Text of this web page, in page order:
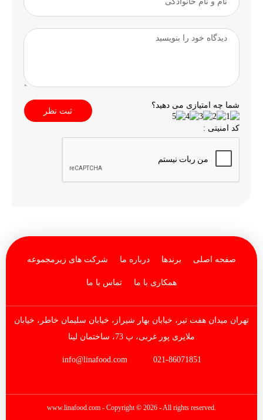
شما چه امتیازی می دهید؟
ثبت نظر
کد امنیتی :
صفحه اصلی برندها درباره ما شرکت های زیرمجموعه
همکاری با ما تماس با ما
تهران میدان هفت تیر، خیابان بهار شیراز، خیابان سلیمان خاطر، خیابان
ملایری پور غربی، پ 73، ساختمان لینا
021-86071851
info@linafood.com
www.linafood.com - Copyright © 2026 - All rights reserved.